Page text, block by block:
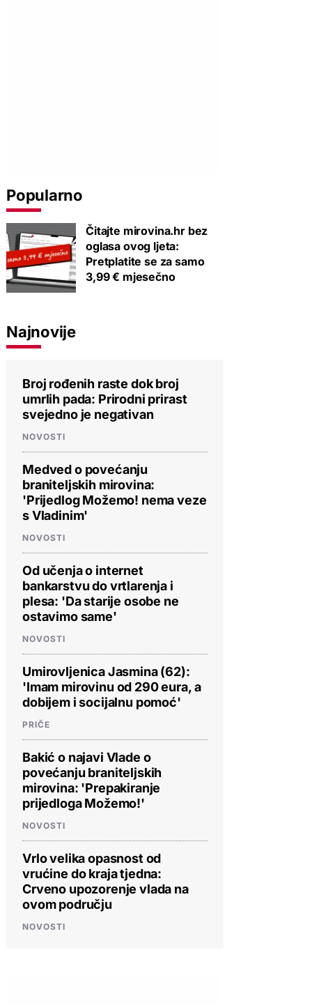
Popularno
Čitajte mirovina.hr bez
oglasa ovog ljeta:
Pretplatite se za samo
3,99 € mjesečno
Najnovije
Broj rođenih raste dok broj
umrlih pada: Prirodni prirast
svejedno je negativan
NOVOSTI
Medved o povećanju
braniteljskih mirovina:
'Prijedlog Možemo! nema veze
s Vladinim'
NOVOSTI
Od učenja o internet
bankarstvu do vrtlarenja i
plesa: 'Da starije osobe ne
ostavimo same'
NOVOSTI
Umirovljenica Jasmina (62):
'Imam mirovinu od 290 eura, a
dobijem i socijalnu pomoć'
PRIČE
Bakić o najavi Vlade o
povećanju braniteljskih
mirovina: 'Prepakiranje
prijedloga Možemo!'
NOVOSTI
Vrlo velika opasnost od
vrućine do kraja tjedna:
Crveno upozorenje vlada na
ovom području
NOVOSTI